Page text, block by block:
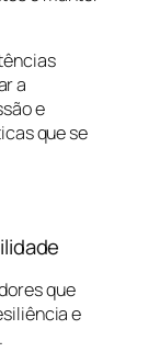
a
e
que se
que
e